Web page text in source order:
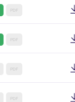
PDF
PDF
PDF
PDF